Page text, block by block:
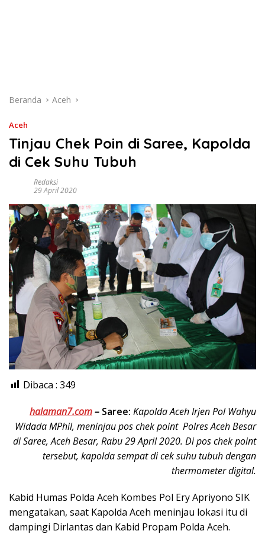
Beranda Aceh
Aceh
Tinjau Chek Poin di Saree, Kapolda
di Cek Suhu Tubuh
Redaksi
29 April 2020
Dibaca : 349
halaman7.com– Saree: Kapolda Aceh Irjen Pol Wahyu
Widada MPhil, meninjau pos chek point Polres Aceh Besar
di Saree, Aceh Besar, Rabu 29 April 2020. Di pos chek point
tersebut, kapolda sempat di cek suhu tubuh dengan
thermometer digital.
Kabid Humas Polda Aceh Kombes Pol Ery Apriyono SIK
mengatakan, saat Kapolda Aceh meninjau lokasi itu di
dampingi Dirlantas dan Kabid Propam Polda Aceh.